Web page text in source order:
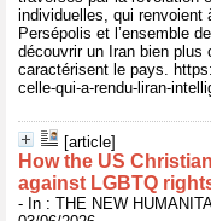
individuelles, qui renvoient
Persépolis et l’ensemble
découvrir un Iran bien plus
caractérisent le pays.
celle-qui-a-rendu-liran-
[article]
How the US
against LGBTQ
- In : THE NEW